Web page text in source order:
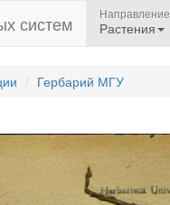
систем Направление
Растения
Гербарий МГУ